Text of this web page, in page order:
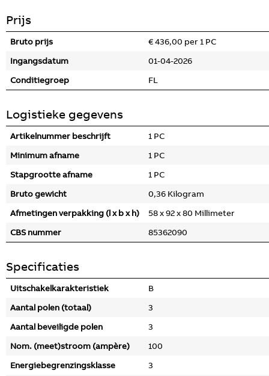
Prijs
Bruto prijs
€ 436,00 per 1 PC
Ingangsdatum
01-04-2026
Conditiegroep
FL
Logistieke gegevens
Artikelnummer beschrijft
1 PC
Minimum afname
1 PC
Stapgrootte afname
1 PC
Bruto gewicht
0,36 Kilogram
Afmetingen verpakking (l x b x h)
58 x 92 x 80 Millimeter
CBS nummer
85362090
Specificaties
Uitschakelkarakteristiek
B
Aantal polen (totaal)
3
Aantal beveiligde polen
3
Nom. (meet)stroom (ampère)
100
Energiebegrenzingsklasse
3